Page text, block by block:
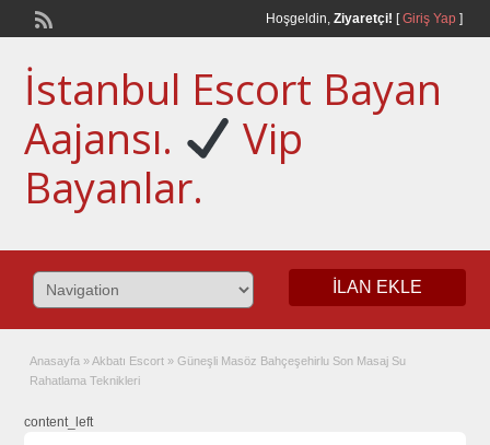
Hoşgeldin, Ziyaretçi! [Giriş Yap]
İstanbul Escort Bayan
Aajansı.
Vip
Bayanlar.
İLAN EKLE
Anasayfa » Akbatı Escort » Güneşli Masöz Bahçeşehirlu Son Masaj Su
Rahatlama Teknikleri
content_left